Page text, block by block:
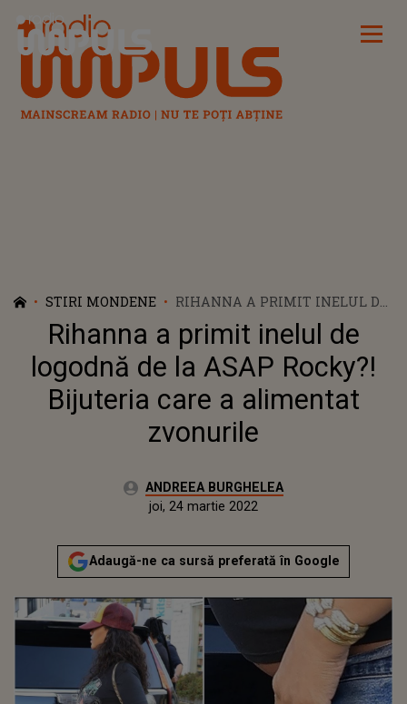
Radio Impuls
STIRI MONDENE
RIHANNA A PRIMIT INELUL DE
LOGODNĂ DE LA ASAP ROCKY?!
BIJUTERIA CARE A ALIMENTAT
ZVONURILE
Rihanna a primit inelul de
logodnă de la ASAP Rocky?!
Bijuteria care a alimentat
zvonurile
Autor:ANDREEA BURGHELEA
Actualizat:
joi, 24 martie 2022
Adaugă-ne ca sursă preferată în Google